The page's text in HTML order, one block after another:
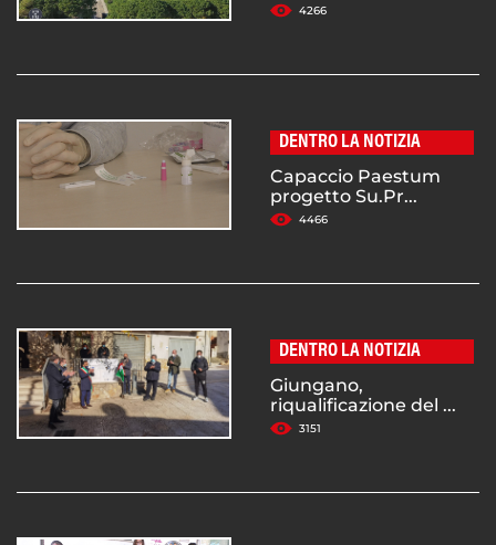
4266
DENTRO LA NOTIZIA
Capaccio Paestum
progetto Su.Pr...
4466
DENTRO LA NOTIZIA
Giungano,
riqualificazione del ...
3151